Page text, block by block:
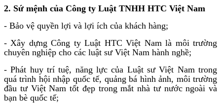
2. Sứ mệnh của Công ty Luật TNHH HTC Việt Nam
- Bảo vệ quyền lợi và lợi ích của khách hàng;
- Xây dựng Công ty Luật HTC Việt Nam là môi trường
chuyên nghiệp cho các luật sư Việt Nam hành nghề;
- Phát huy trí tuệ, năng lực của Luật sư Việt Nam trong
quá trình hội nhập quốc tế, quảng bá hình ảnh, môi trường
đầu tư Việt Nam tốt đẹp trong mắt nhà tư nước ngoài và
bạn bè quốc tế;